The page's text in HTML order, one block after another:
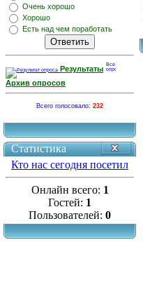
Очень хорошо
Хорошо
Есть над чем поработать
Результаты
Архив опросов
Всего голосовало: 232
Статистика
Кто нас сегодня посетил
Онлайн всего: 1
Гостей: 1
Пользователей: 0